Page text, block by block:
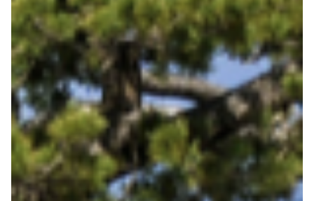
aus ihnen zu lernen. Diese Fähigkeit ist besonders
wichtig in unserer heutigen, schnelllebigen und oft
unberechenbaren Welt.
In einer Welt voller Herausforderungen und
Unsicherheiten ist Resilienz die Kraft, die uns nicht
nur überleben, sondern gedeihen lässt. Resilienz ist
die unsichtbare Kraft, die uns durch die Stürme des
Lebens trägt. Sie befähigt uns, Hindernisse zu
überwinden, uns anzupassen und aus
Herausforderungen gestärkt hervorzugehen.